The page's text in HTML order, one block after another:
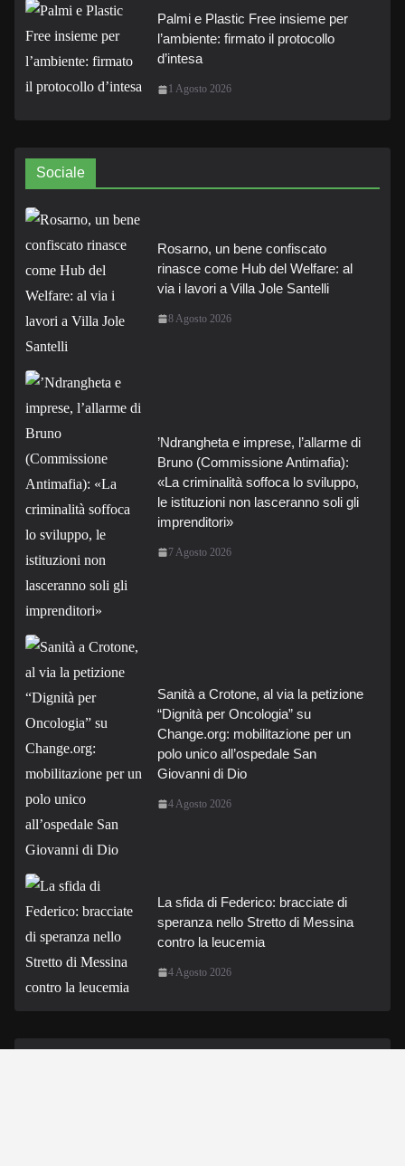
Palmi e Plastic Free insieme per
l’ambiente: firmato il protocollo
d’intesa
1 Agosto 2026
Sociale
Rosarno, un bene confiscato
rinasce come Hub del Welfare: al
via i lavori a Villa Jole Santelli
8 Agosto 2026
’Ndrangheta e imprese, l’allarme di
Bruno (Commissione Antimafia):
«La criminalità soffoca lo sviluppo,
le istituzioni non lasceranno soli gli
imprenditori»
7 Agosto 2026
Sanità a Crotone, al via la petizione
“Dignità per Oncologia” su
Change.org: mobilitazione per un
polo unico all’ospedale San
Giovanni di Dio
4 Agosto 2026
La sfida di Federico: bracciate di
speranza nello Stretto di Messina
contro la leucemia
4 Agosto 2026